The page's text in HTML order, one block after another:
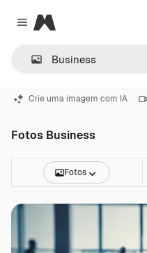
Close menu
Magnific
Crie uma imagem com IA
Fotos Business
Fotos